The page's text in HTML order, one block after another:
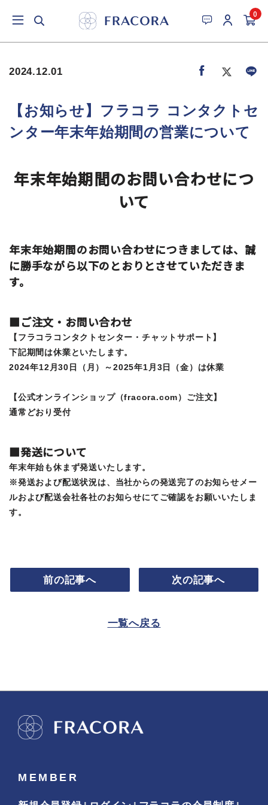
0
2024.12.01
【お知らせ】フラコラ コンタクトセ
ンター年末年始期間の営業について
年末年始期間のお問い合わせにつ
いて
年末年始期間のお問い合わせにつきましては、誠
に勝手ながら以下のとおりとさせていただきま
す。
■ご注文・お問い合わせ
【フラコラコンタクトセンター・チャットサポート】
下記期間は休業といたします。
2024年12月30日（月）～2025年1月3日（金）は休業
【公式オンラインショップ（fracora.com）ご注文】
通常どおり受付
■発送について
年末年始も休まず発送いたします。
※発送および配送状況は、当社からの発送完了のお知らせメー
ルおよび配送会社各社のお知らせにてご確認をお願いいたしま
す。
前の記事へ
一覧へ戻る
次の記事へ
MEMBER